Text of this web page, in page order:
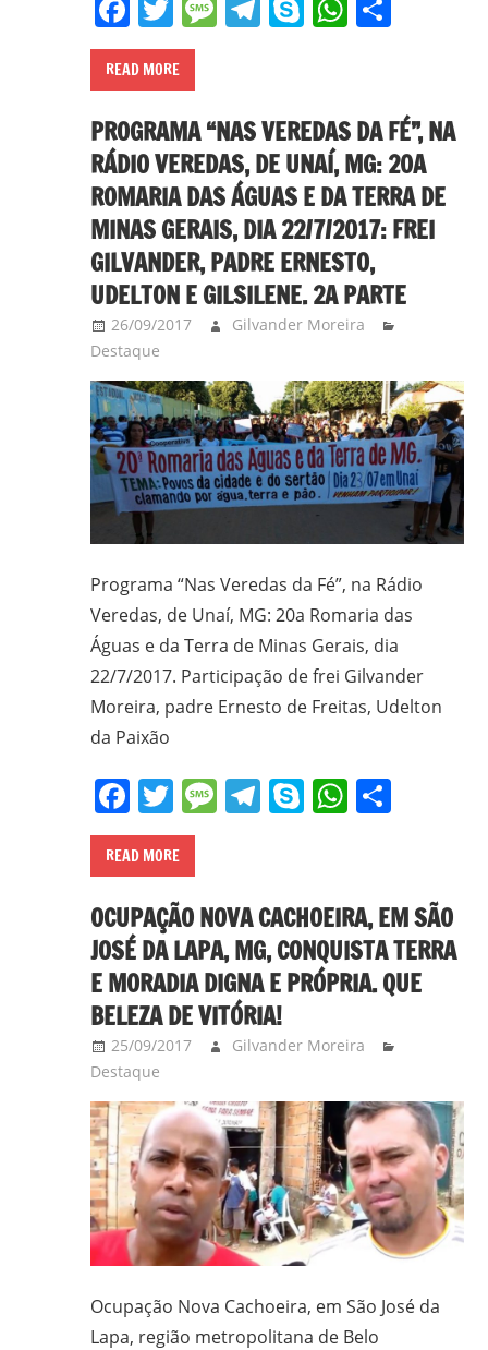
Pontifício
Instituto
doutorando
Educação
FAE/UFMG;
assessor
Movimentos
Urbanos,
gilvanderufmg@gmail.com
www.gilvander.org.br
www.freigilvander.blogspot.com.br
www.twitter.com/gilvanderluis
facebook:
Gilvander
Facebook
Twitter
Message
Telegram
Skype
READ MORE
PROGRAMA “NAS VEREDAS DA FÉ”, NA
RÁDIO VEREDAS, DE UNAÍ, MG: 20A
ROMARIA DAS ÁGUAS E DA TERRA DE
MINAS GERAIS, DIA 22/7/2017: FREI
GILVANDER, PADRE ERNESTO,
UDELTON E GILSILENE. 2A PARTE
26/09/2017
Gilvander Moreira
Destaque
Programa “Nas Veredas da Fé”, na Rádio
Veredas, de Unaí, MG: 20a Romaria das
Águas e da Terra de Minas Gerais, dia
22/7/2017. Participação de frei Gilvander
Moreira, padre Ernesto de Freitas, Udelton
da Paixão
Facebook
Twitter
Message
Telegram
SkypeShare
READ MORE
OCUPAÇÃO NOVA CACHOEIRA, EM SÃO
JOSÉ DA LAPA, MG, CONQUISTA TERRA
E MORADIA DIGNA E PRÓPRIA. QUE
BELEZA DE VITÓRIA!
25/09/2017
Gilvander Moreira
Destaque
Ocupação Nova Cachoeira, em São José da
Lapa, região metropolitana de Belo